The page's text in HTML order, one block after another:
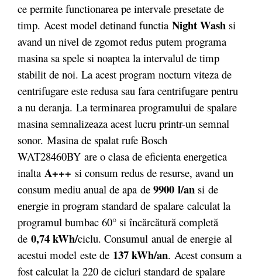
ce permite functionarea pe intervale presetate de
timp. Acest model detinand functia Night Wash si
avand un nivel de zgomot redus putem programa
masina sa spele si noaptea la intervalul de timp
stabilit de noi. La acest program nocturn viteza de
centrifugare este redusa sau fara centrifugare pentru
a nu deranja. La terminarea programului de spalare
masina semnalizeaza acest lucru printr-un semnal
sonor. Masina de spalat rufe Bosch
WAT28460BY are o clasa de eficienta energetica
inalta A+++ si consum redus de resurse, avand un
consum mediu anual de apa de 9900 l/an si de
energie in program standard de spalare calculat la
programul bumbac 60° si încărcătură completă
de 0,74 kWh/ciclu. Consumul anual de energie al
acestui model este de 137 kWh/an. Acest consum a
fost calculat la 220 de cicluri standard de spalare